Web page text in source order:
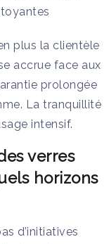
plus la clientèle
accrue face aux
prolongée
La tranquillité
intensif.
verres
horizons
d’initiatives